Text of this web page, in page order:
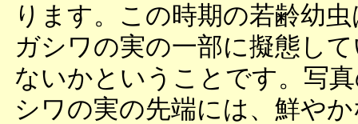
ります。この時期の若齢幼
ガシワの実の一部に擬態し
ないかということです。写
シワの実の先端には、鮮や